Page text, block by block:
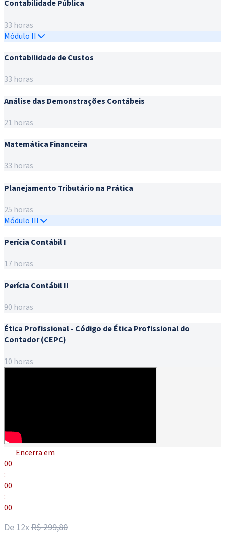
Contabilidade Pública
33 horas
Módulo II
Contabilidade de Custos
33 horas
Análise das Demonstrações Contábeis
21 horas
Matemática Financeira
33 horas
Planejamento Tributário na Prática
25 horas
Módulo III
Perícia Contábil I
17 horas
Perícia Contábil II
90 horas
Ética Profissional - Código de Ética Profissional do
Contador (CEPC)
10 horas
Encerra em
00
:
00
:
00
De 12xR$ 299,80